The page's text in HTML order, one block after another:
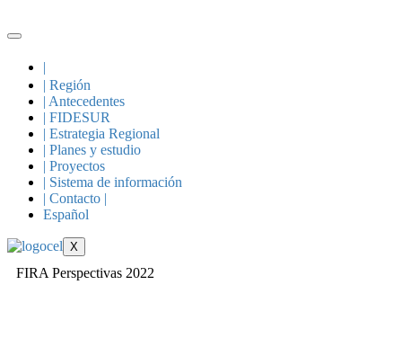
|
| Región
| Antecedentes
| FIDESUR
| Estrategia Regional
| Planes y estudio
| Proyectos
| Sistema de información
| Contacto |
Español
X
FIRA Perspectivas 2022